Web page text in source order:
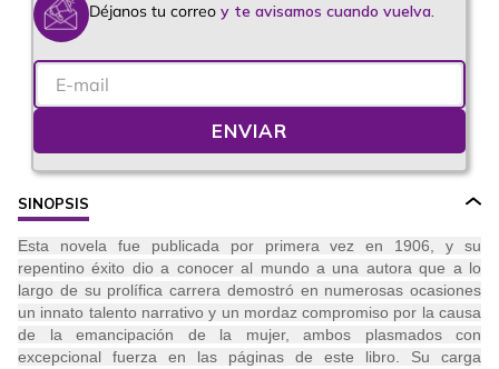
Déjanos tu correo y te avisamos cuando vuelva.
ENVIAR
SINOPSIS
Esta novela fue publicada por primera vez en 1906, y su
repentino éxito dio a conocer al mundo a una autora que a lo
largo de su prolífica carrera demostró en numerosas ocasiones
un innato talento narrativo y un mordaz compromiso por la causa
de la emancipación de la mujer, ambos plasmados con
excepcional fuerza en las páginas de este libro. Su carga